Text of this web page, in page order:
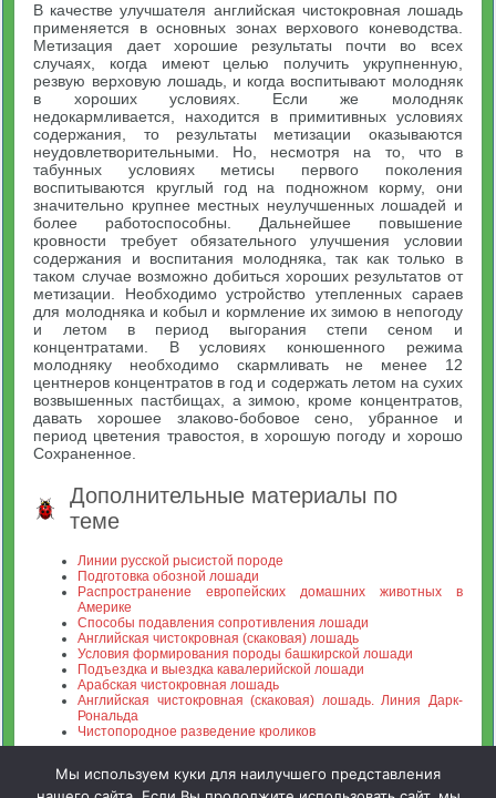
В качестве улучшателя английская чистокровная лошадь
применяется в основных зонах верхового коневодства.
Метизация дает хорошие результаты почти во всех
случаях, когда имеют целью получить укрупненную,
резвую верховую лошадь, и когда воспитывают молодняк
в хороших условиях. Если же молодняк
недокармливается, находится в примитивных условиях
содержания, то результаты метизации оказываются
неудовлетворительными. Но, несмотря на то, что в
табунных условиях метисы первого поколения
воспитываются круглый год на подножном корму, они
значительно крупнее местных неулучшенных лошадей и
более работоспособны. Дальнейшее повышение
кровности требует обязательного улучшения условии
содержания и воспитания молодняка, так как только в
таком случае возможно добиться хороших результатов от
метизации. Необходимо устройство утепленных сараев
для молодняка и кобыл и кормление их зимою в непогоду
и летом в период выгорания степи сеном и
концентратами. В условиях конюшенного режима
молодняку необходимо скармливать не менее 12
центнеров концентратов в год и содержать летом на сухих
возвышенных пастбищах, а зимою, кроме концентратов,
давать хорошее злаково-бобовое сено, убранное и
период цветения травостоя, в хорошую погоду и хорошо
Сохраненное.
Дополнительные материалы по
теме
Линии русской рысистой породе
Подготовка обозной лошади
Распространение европейских домашних животных в
Америке
Способы подавления сопротивления лошади
Английская чистокровная (скаковая) лошадь
Условия формирования породы башкирской лошади
Подъездка и выездка кавалерийской лошади
Арабская чистокровная лошадь
Английская чистокровная (скаковая) лошадь. Линия Дарк-
Рональда
Чистопородное разведение кроликов
Мы используем куки для наилучшего представления